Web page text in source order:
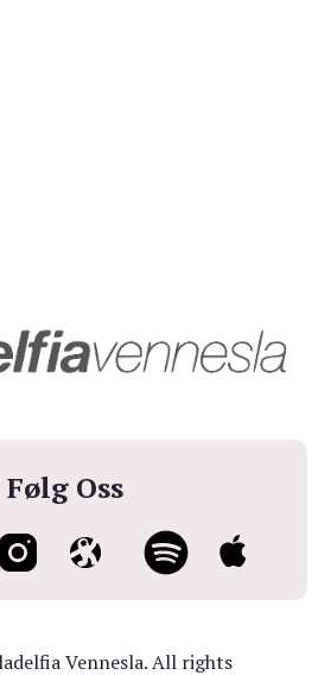
Følg Oss
Vennesla. All rights